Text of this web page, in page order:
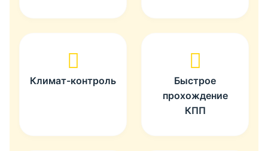
Климат-контроль
Быстрое
прохождение
КПП